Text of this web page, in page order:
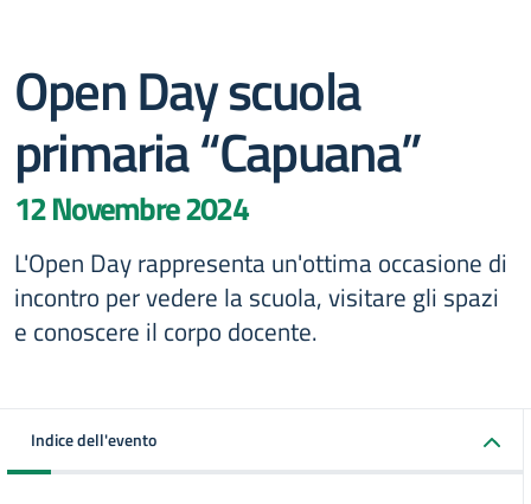
Open Day scuola
primaria “Capuana”
12 Novembre 2024
L'Open Day rappresenta un'ottima occasione di
incontro per vedere la scuola, visitare gli spazi
e conoscere il corpo docente.
Indice dell'evento